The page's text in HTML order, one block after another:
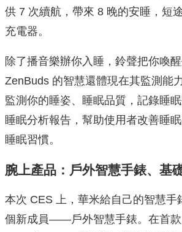
供 7 次續航，帶來 8 晚的安睡，短
充電器。
除了播音樂辦你入睡，鈴聲把你喚
ZenBuds 的智慧還體現在其監測能
監測你的睡姿、睡眠品質，記錄睡
睡眠分析報告，幫助使用者改善睡
睡眠習慣。
腕上產品：戶外智慧手錶、基
本次 CES 上，華米給自己的智慧手
個新成員——戶外智慧手錶。在首款